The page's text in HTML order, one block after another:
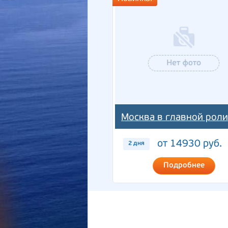
Москва в главной роли
2 дня от 14930 руб.
Подробнее